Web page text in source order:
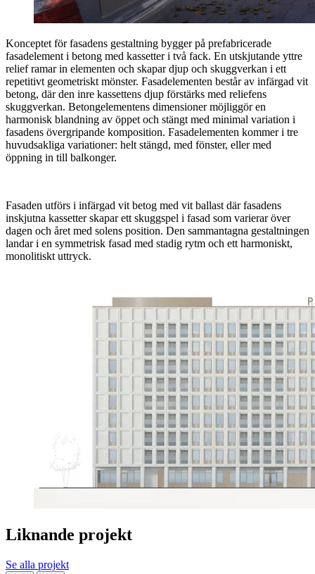
Konceptet för fasadens gestaltning bygger på prefabricerade
fasadelement i betong med kassetter i två fack. En utskjutande yttre
relief ramar in elementen och skapar djup och skuggverkan i ett
repetitivt geometriskt mönster. Fasadelementen består av infärgad vit
betong, där den inre kassettens djup förstärks med reliefens
skuggverkan. Betongelementens dimensioner möjliggör en
harmonisk blandning av öppet och stängt med minimal variation i
fasadens övergripande komposition. Fasadelementen kommer i tre
huvudsakliga variationer: helt stängd, med fönster, eller med
öppning in till balkonger.
Fasaden utförs i infärgad vit betog med vit ballast där fasadens
inskjutna kassetter skapar ett skuggspel i fasad som varierar över
dagen och året med solens position. Den sammantagna gestaltningen
landar i en symmetrisk fasad med stadig rytm och ett harmoniskt,
monolitiskt uttryck.
Liknande projekt
Se alla projekt